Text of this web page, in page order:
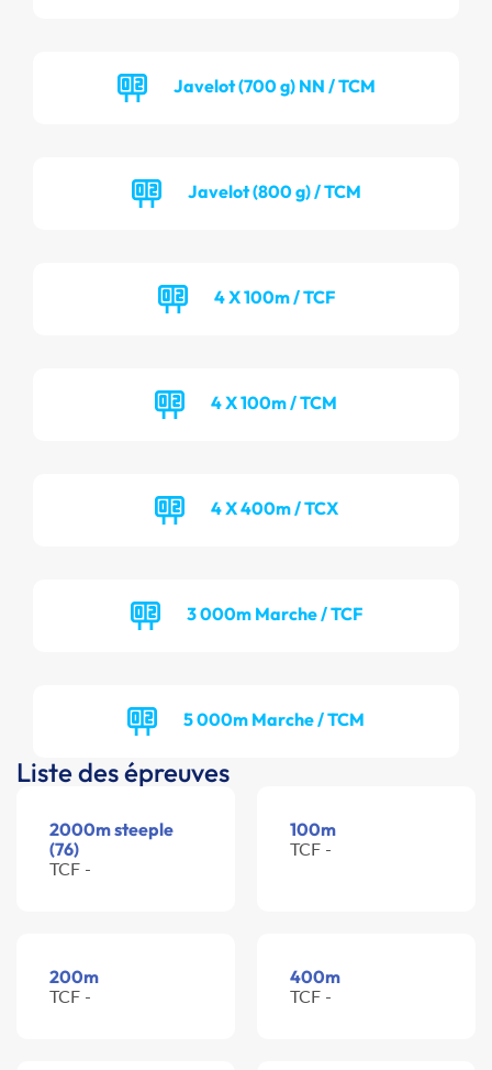
Javelot (700 g) NN / TCM
Javelot (800 g) / TCM
4 X 100m / TCF
4 X 100m / TCM
4 X 400m / TCX
3 000m Marche / TCF
5 000m Marche / TCM
Liste des épreuves
2000m steeple
(76)
TCF -
100m
TCF -
200m
TCF -
400m
TCF -